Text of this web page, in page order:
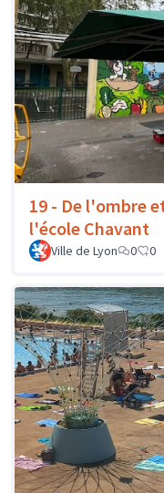
19 - De l'ombre
l'école Chavant
Ville de Lyon 0 0